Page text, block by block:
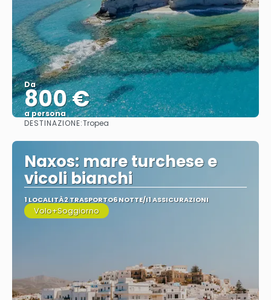
Da
800 €
a persona
DESTINAZIONE:Tropea
Naxos: mare turchese e
vicoli bianchi
1 LOCALITÀ2 TRASPORTO6 NOTTE/I1 ASSICURAZIONI
Volo+Soggiorno